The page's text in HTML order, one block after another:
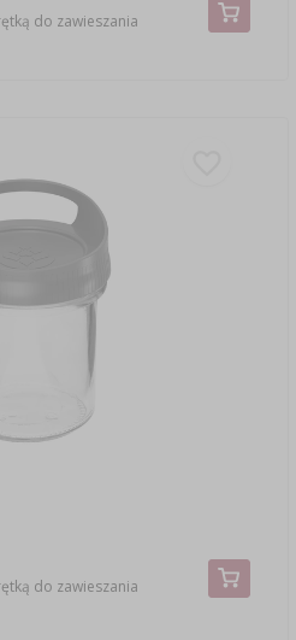
do zawieszania
do zawieszania